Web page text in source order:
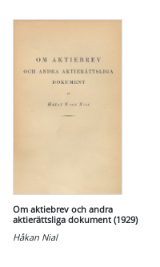
Om aktiebrev och andra
aktierättsliga dokument (1929)
Håkan Nial